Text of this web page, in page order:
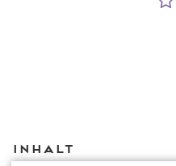
Inhalt